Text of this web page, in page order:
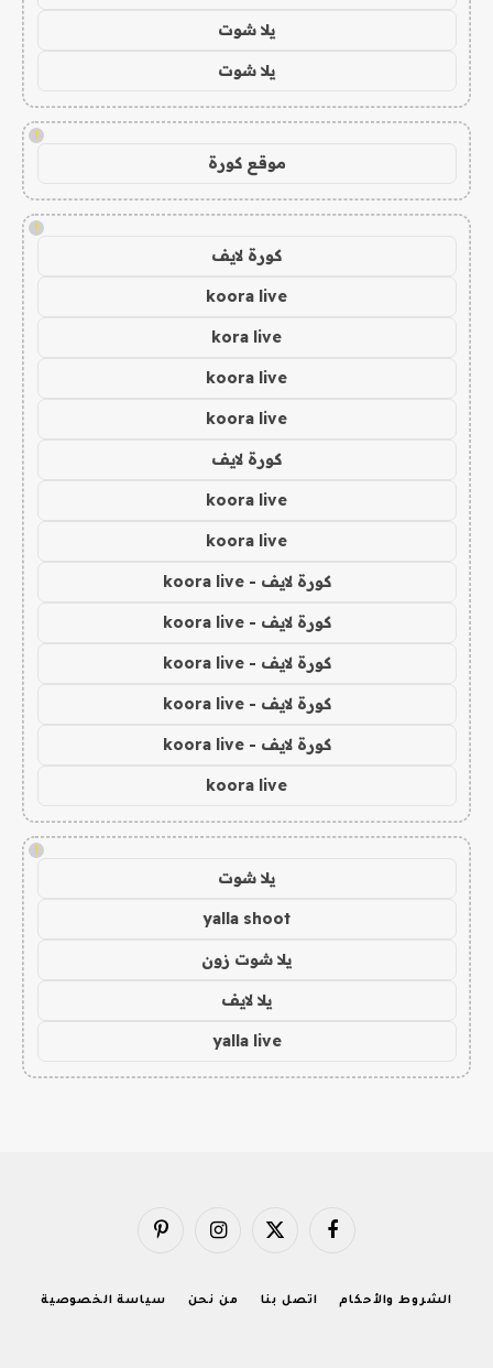
يلا شوت
يلا شوت
!
موقع كورة
!
كورة لايف
koora live
kora live
koora live
koora live
كورة لايف
koora live
koora live
كورة لايف - koora live
كورة لايف - koora live
كورة لايف - koora live
كورة لايف - koora live
كورة لايف - koora live
koora live
!
يلا شوت
yalla shoot
يلا شوت زون
يلا لايف
yalla live
فيسبوك X
الانستغرامبينتيريست
الشروط والأحكام اتصل بنا من نحن سياسة الخصوصية